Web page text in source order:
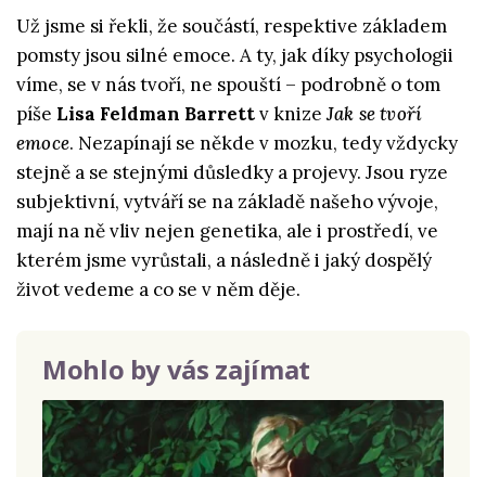
Už jsme si řekli, že součástí, respektive základem
pomsty jsou silné emoce. A ty, jak díky psychologii
víme, se v nás tvoří, ne spouští – podrobně o tom
píše Lisa Feldman Barrettv knizeJak se tvoří
emoce. Nezapínají se někde v mozku, tedy vždycky
stejně a se stejnými důsledky a projevy. Jsou ryze
subjektivní, vytváří se na základě našeho vývoje,
mají na ně vliv nejen genetika, ale i prostředí, ve
kterém jsme vyrůstali, a následně i jaký dospělý
život vedeme a co se v něm děje.
Mohlo by vás zajímat